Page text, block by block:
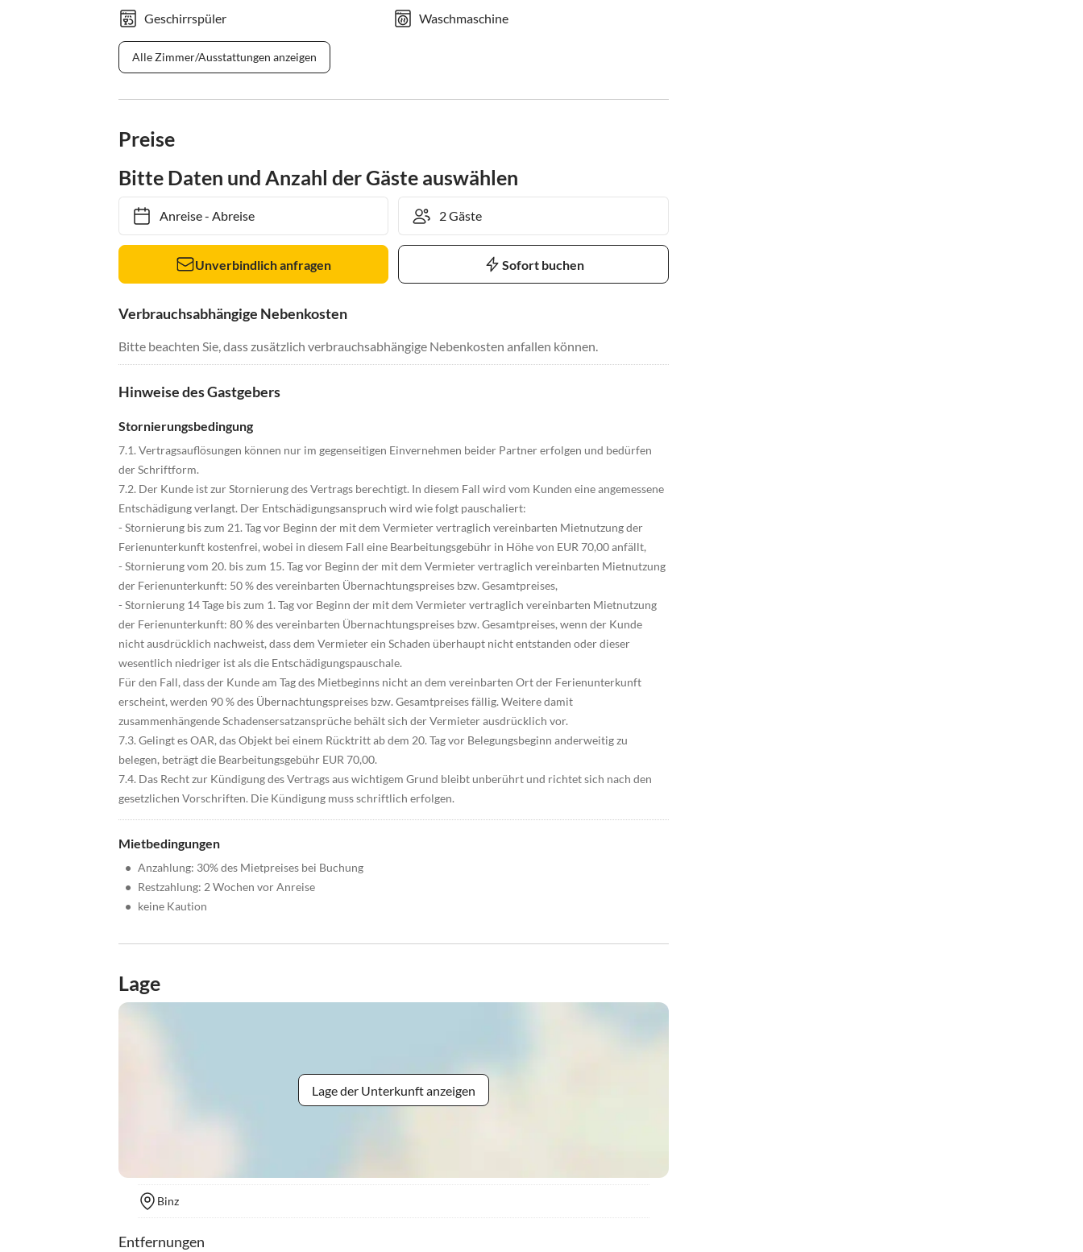
Geschirrspüler Waschmaschine
Alle Zimmer/Ausstattungen anzeigen
Preise
Bitte Daten und Anzahl der Gäste auswählen
Anreise- Abreise
Unverbindlich anfragen Sofort buchen
Verbrauchsabhängige Nebenkosten
Bitte beachten Sie, dass zusätzlich verbrauchsabhängige Nebenkosten anfallen können.
Hinweise des Gastgebers
Stornierungsbedingung
7.1. Vertragsauflösungen können nur im gegenseitigen Einvernehmen beider Partner erfolgen und bedürfen
der Schriftform.
7.2. Der Kunde ist zur Stornierung des Vertrags berechtigt. In diesem Fall wird vom Kunden eine angemessene
Entschädigung verlangt. Der Entschädigungsanspruch wird wie folgt pauschaliert:
- Stornierung bis zum 21. Tag vor Beginn der mit dem Vermieter vertraglich vereinbarten Mietnutzung der
Ferienunterkunft kostenfrei, wobei in diesem Fall eine Bearbeitungsgebühr in Höhe von EUR 70,00 anfällt,
- Stornierung vom 20. bis zum 15. Tag vor Beginn der mit dem Vermieter vertraglich vereinbarten Mietnutzung
der Ferienunterkunft: 50 % des vereinbarten Übernachtungspreises bzw. Gesamtpreises,
- Stornierung 14 Tage bis zum 1. Tag vor Beginn der mit dem Vermieter vertraglich vereinbarten Mietnutzung
der Ferienunterkunft: 80 % des vereinbarten Übernachtungspreises bzw. Gesamtpreises, wenn der Kunde
nicht ausdrücklich nachweist, dass dem Vermieter ein Schaden überhaupt nicht entstanden oder dieser
wesentlich niedriger ist als die Entschädigungspauschale.
Für den Fall, dass der Kunde am Tag des Mietbeginns nicht an dem vereinbarten Ort der Ferienunterkunft
erscheint, werden 90 % des Übernachtungspreises bzw. Gesamtpreises fällig. Weitere damit
zusammenhängende Schadensersatzansprüche behält sich der Vermieter ausdrücklich vor.
7.3. Gelingt es OAR, das Objekt bei einem Rücktritt ab dem 20. Tag vor Belegungsbeginn anderweitig zu
belegen, beträgt die Bearbeitungsgebühr EUR 70,00.
7.4. Das Recht zur Kündigung des Vertrags aus wichtigem Grund bleibt unberührt und richtet sich nach den
gesetzlichen Vorschriften. Die Kündigung muss schriftlich erfolgen.
Mietbedingungen
• Anzahlung: 30% des Mietpreises bei Buchung
• Restzahlung: 2 Wochen vor Anreise
• keine Kaution
Lage
Lage der Unterkunft anzeigen
Binz
Entfernungen